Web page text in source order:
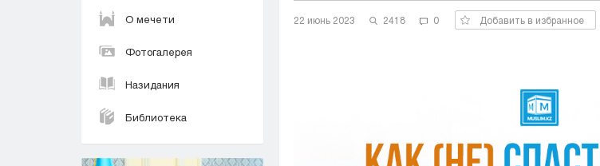
О мечети
Фотогалерея
Назидания
Библиотека
22 июнь 2023 2418 0 Добавить в избранное